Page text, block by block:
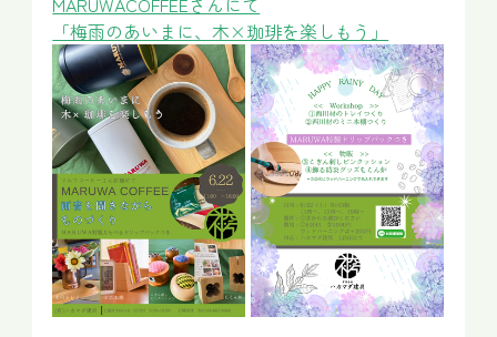
「梅雨のあいまに、木×珈琲を楽しもう」